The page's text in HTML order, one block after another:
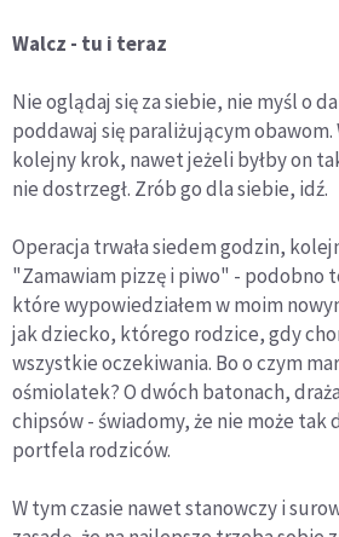
Walcz - tu i teraz
Nie oglądaj się za siebie, nie myśl o
poddawaj się paraliżującym
kolejny krok, nawet jeżeli byłby on
nie dostrzegł. Zrób go dla siebie, idź.
Operacja trwała siedem godzin,
"Zamawiam pizzę i piwo" - podobno
które wypowiedziałem w moim
jak dziecko, którego rodzice, gdy
wszystkie oczekiwania. Bo o czym
ośmiolatek? O dwóch batonach,
chipsów - świadomy, że nie może tak
portfela rodziców.
W tym czasie nawet stanowczy i